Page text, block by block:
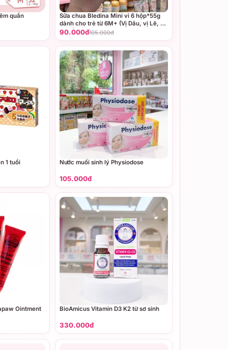
quần
Sữa chua Bledina Mini vỉ 6 hộp*55g
dành cho trẻ từ 6M+ (Vị Dâu, vị Lê, vị
Chuối, vị Xoài)
90.000đ105.000đ
1 tuổi Nước muối sinh lý Physiodose
105.000đ
Ointment BioAmicus Vitamin D3 K2 từ sơ sinh
330.000đ